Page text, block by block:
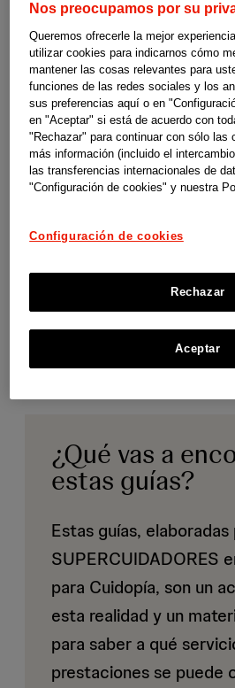
Ayudas
a
la
y
-
La Rioja
¿Qué vas a
estas guías?
Estas guías, elaboradas
SUPERCUIDADORES
para Cuidopía, son un
esta realidad y un
para saber a qué
prestaciones se puede
Ayudas a la dependencia en
Estas guías son un material de orientación
compañías de Johnson & Johnson en
tampoco de la actualización de las
Nos preocupamos por su
Queremos ofrecerle la mejor
utilizar cookies para indicarnos cómo
mantener las cosas relevantes para
funciones de las redes sociales y los
sus preferencias aquí o en
en "Aceptar" si está de acuerdo con
"Rechazar" para continuar con sólo las
más información (incluido el
las transferencias internacionales de
"Configuración de cookies" y nuestra
Configuración de cookies
Rechazar
Aceptar